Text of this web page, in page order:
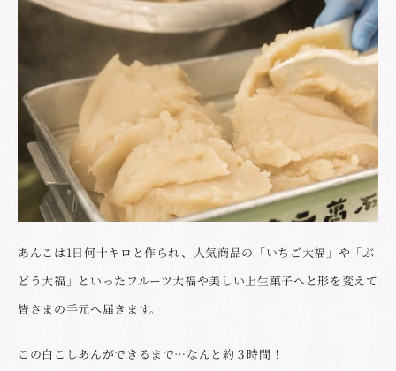
あんこは1日何十キロと作られ、人気商品の「いちご大福」や「ぶ
どう大福」といったフルーツ大福や美しい上生菓子へと形を変えて
皆さまの手元へ届きます。
この白こしあんができるまで…なんと約３時間！